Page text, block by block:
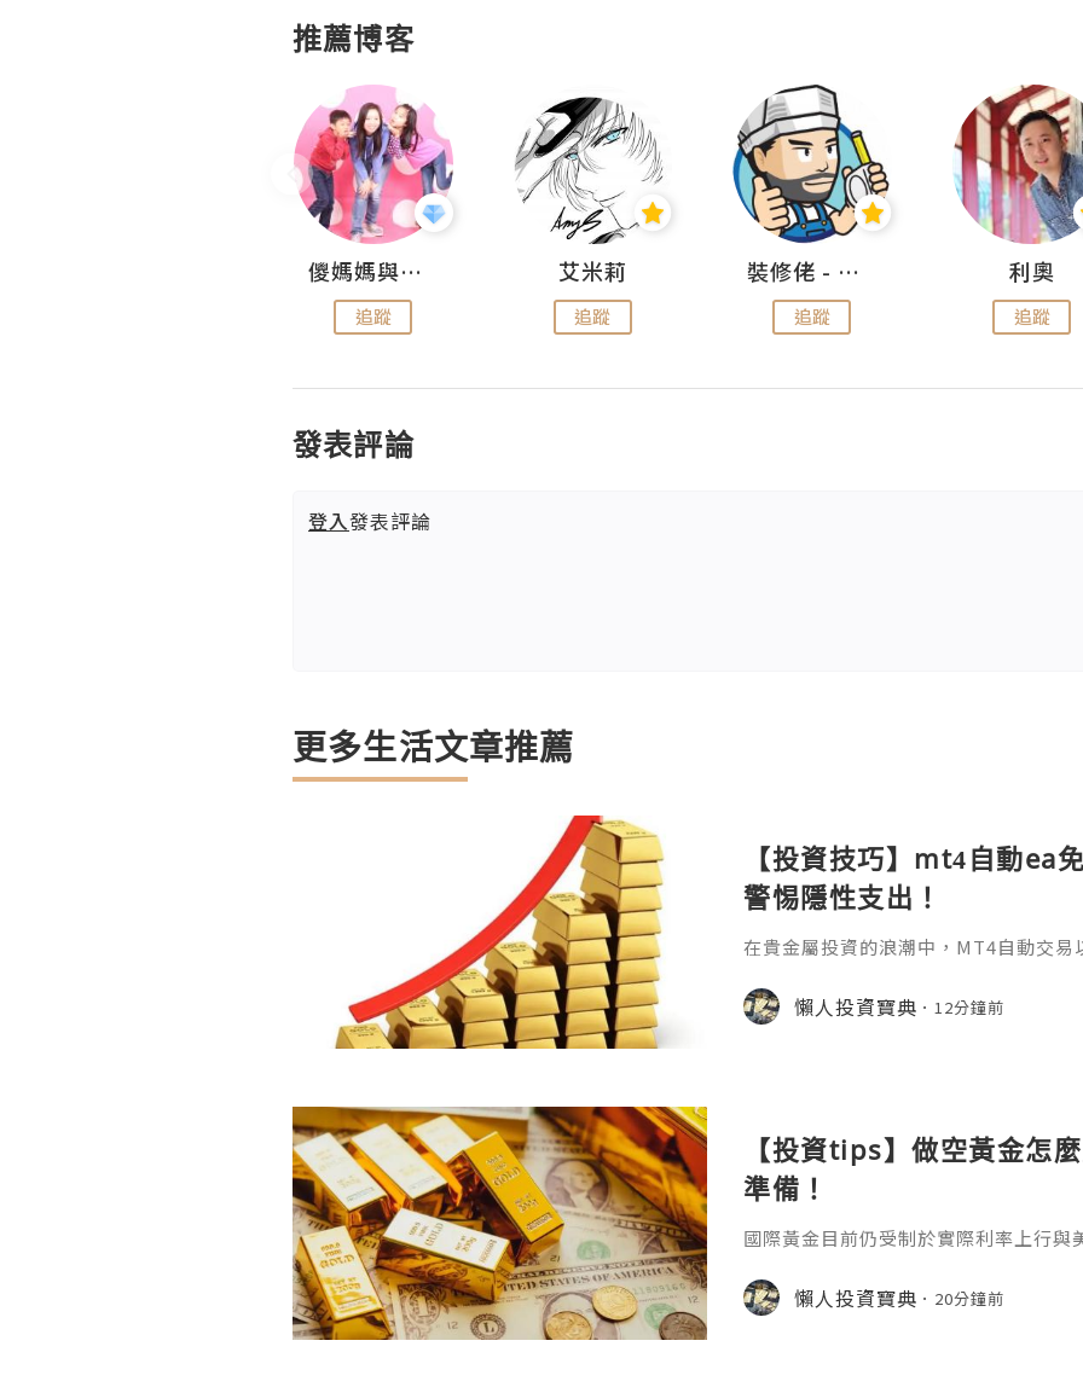
推薦博客
儍媽媽與兩隻小魔怪之家
追蹤
艾米莉
追蹤
裝修佬 - 香港一站式網上裝修平台
追蹤
利奧
追蹤
發表評論
登入發表評論
更多生活文章推薦
【投資技巧】mt4自動ea
警惕隱性支出！
在貴金屬投資的浪潮中，MT4自動交
啟用這把"智能鑰匙"之前，一個最基礎
——mt4自動ea免費嗎？答案並非一句
懶人投資寶典 12分鐘前
【投資tips】做空黃金怎
準備！
國際黃金目前仍受制於實際利率上行
價，因此除非出現衝突明顯緩和或通脹
價在中軌下方運行的格局恐怕難以在短
懶人投資寶典 20分鐘前